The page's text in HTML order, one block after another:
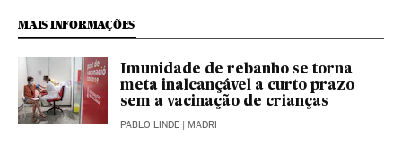
MAIS INFORMAÇÕES
Imunidade de rebanho se torna
meta inalcançável a curto prazo
sem a vacinação de crianças
PABLO LINDE | MADRI